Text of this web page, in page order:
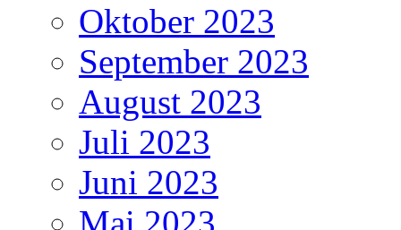
Oktober 2023
September 2023
August 2023
Juli 2023
Juni 2023
Mai 2023